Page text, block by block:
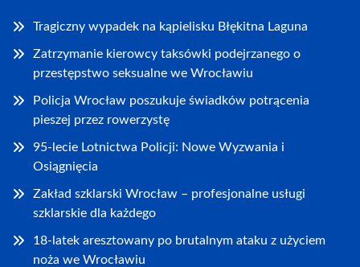
Tragiczny wypadek na kąpielisku Błękitna Laguna
Zatrzymanie kierowcy taksówki podejrzanego o
przestępstwo seksualne we Wrocławiu
Policja Wrocław poszukuje świadków potrącenia
pieszej przez rowerzystę
95-lecie Lotnictwa Policji: Nowe Wyzwania i
Osiągnięcia
Zakład szklarski Wrocław – profesjonalne usługi
szklarskie dla każdego
18-latek aresztowany po brutalnym ataku z użyciem
noża we Wrocławiu